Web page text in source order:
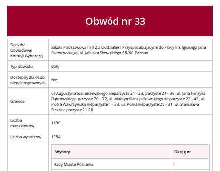
Obwód nr 33
Siedziba
Obwodowej
Komisji Wyborczej
Szkoła Podstawowa nr 92 z Oddziałami Przysposabiającymi do Pracy im. Ignacego Jana
Paderewskiego, ul. Juliusza Słowackiego 58/60 Poznań
Typ obwodu
stały
Dostępny dla osób
niepełnosprawnych
Nie
Granice
ul. Augustyna Szamarzewskiego nieparzyste 21 - 23, parzyste 24 - 38, ul. Jana Henryka
Dąbrowskiego parzyste 70 - 72, ul. Maksymiliana Jackowskiego nieparzyste 23 - 43, ul.
Piotra Wawrzyniaka nieparzyste 1 - 33, ul. Polna nieparzyste 25 - 31, ul. Stanisława
Staszica parzyste 2 - 26
Liczba
mieszkańców
1690
Liczba wyborców 1354
Wybory Okręg nr
Rady Miasta Poznania
1